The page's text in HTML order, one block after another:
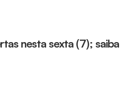
nesta sexta (7);